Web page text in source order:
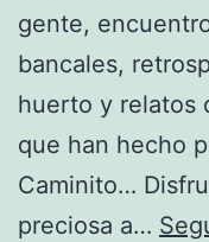
gente,
bancales,
huerto y relatos
que han hecho
Caminito…
preciosa a…